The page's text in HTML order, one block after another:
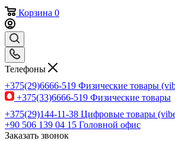
Корзина 0
Телефоны
+375(29)6666-519 Физические товары
+375(33)6666-519 Физические товары
+375(29)144-11-38 Цифровые товары
+90 506 139 04 15 Головной офис
Заказать звонок